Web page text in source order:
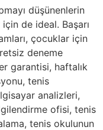
düşünenlerin
de ideal. Başarı
çocuklar için
deneme
garantisi, haftalık
tenis
analizleri,
ofisi, tenis
tenis okulunun